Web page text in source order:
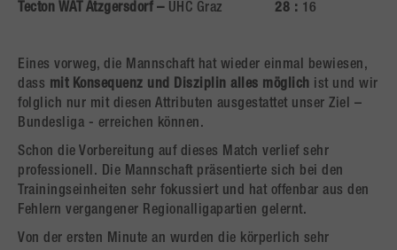
Tecton WAT Atzgersdorf – UHC Graz 28 : 16
Eines vorweg, die Mannschaft hat wieder einmal bewiesen,
dass mit Konsequenz und Disziplin alles möglich ist und wir
folglich nur mit diesen Attributen ausgestattet unser Ziel –
Bundesliga - erreichen können.
Schon die Vorbereitung auf dieses Match verlief sehr
professionell. Die Mannschaft präsentierte sich bei den
Trainingseinheiten sehr fokussiert und hat offenbar aus den
Fehlern vergangener Regionalligapartien gelernt.
Von der ersten Minute an wurden die körperlich sehr